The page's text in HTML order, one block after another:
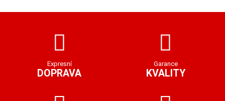
Expresní
DOPRAVA
Garance
KVALITY